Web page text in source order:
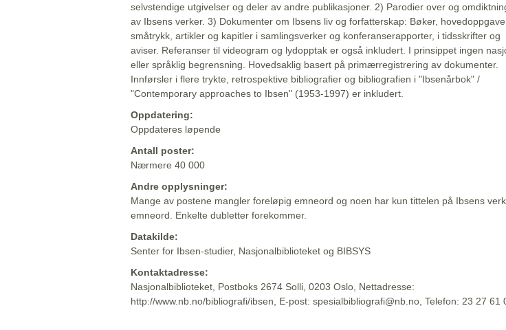
selvstendige utgivelser og deler av andre publikasjoner. 2) Parodier over og
av Ibsens verker. 3) Dokumenter om Ibsens liv og forfatterskap: Bøker,
småtrykk, artikler og kapitler i samlingsverker og konferanserapporter, i tidsskrifter og
aviser. Referanser til videogram og lydopptak er også inkludert. I prinsippet ingen
eller språklig begrensning. Hovedsaklig basert på primærregistrering av dokumenter.
Innførsler i flere trykte, retrospektive bibliografier og bibliografien i "Ibsenårbok" /
"Contemporary approaches to Ibsen" (1953-1997) er inkludert.
Oppdatering:
Oppdateres løpende
Antall poster:
Nærmere 40 000
Andre opplysninger:
Mange av postene mangler foreløpig emneord og noen har kun tittelen på Ibsens
emneord. Enkelte dubletter forekommer.
Datakilde:
Senter for Ibsen-studier, Nasjonalbiblioteket og BIBSYS
Kontaktadresse:
Nasjonalbiblioteket, Postboks 2674 Solli, 0203 Oslo, Nettadresse:
http://www.nb.no/bibliografi/ibsen, E-post: spesialbibliografi@nb.no, Telefon: 23 27 61